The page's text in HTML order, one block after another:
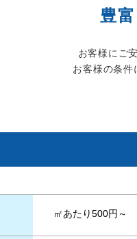
豊
お客様にご
お客様の条件
㎡あたり500円～